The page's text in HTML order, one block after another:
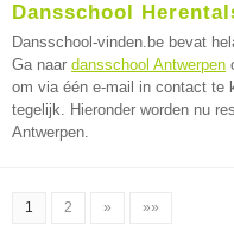
Dansschool
Dansschool-vinden.be bevat
Ga naar dansschool Antwerpen
om via één e-mail in contact te
tegelijk. Hieronder worden nu
Antwerpen.
1 2 » »»